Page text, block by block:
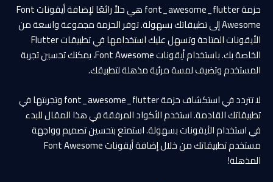
حزمة font_awesome_flutter هي حلاً رائعًا لإضافة أيقونات Font
Awesome إلى تطبيقاتك بسهولة. توفر الحزمة مجموعة واسعة من
الأيقونات المتاحة وتسهل عليك استخدامها في تطبيقات Flutter
الخاصة بك. باستخدام أيقونات Font Awesome، يمكنك تحسين تجربة
المستخدم وتضيف لمسة مرئية مذهلة لتطبيقك.
لا تتردد في استكشاف حزمة font_awesome_flutter وتجربتها في
تطبيقاتك القادمة. استخدم الأكواد المرفقة في هذا المقال للبدء
في استخدام الأيقونات بسهولة. استمتع بتحسين تصميم وواجهة
مستخدم تطبيقاتك من خلال إضافة أيقونات Font Awesome
المذهلة!